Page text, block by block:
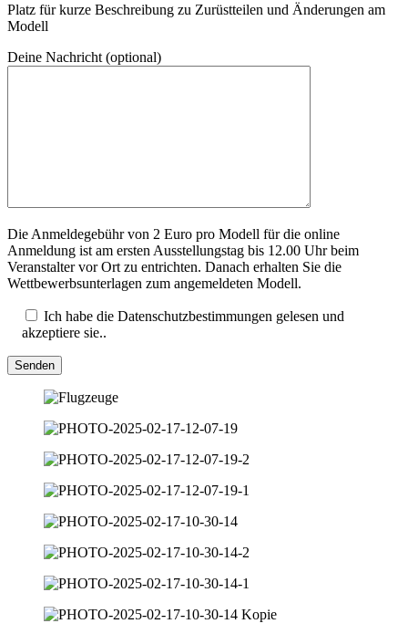
Platz für kurze Beschreibung zu Zurüstteilen und Änderungen am
Modell
Deine Nachricht (optional)
Die Anmeldegebühr von 2 Euro pro Modell für die online
Anmeldung ist am ersten Ausstellungstag bis 12.00 Uhr beim
Veranstalter vor Ort zu entrichten. Danach erhalten Sie die
Wettbewerbsunterlagen zum angemeldeten Modell.
Ich habe die Datenschutzbestimmungen gelesen und
akzeptiere sie..